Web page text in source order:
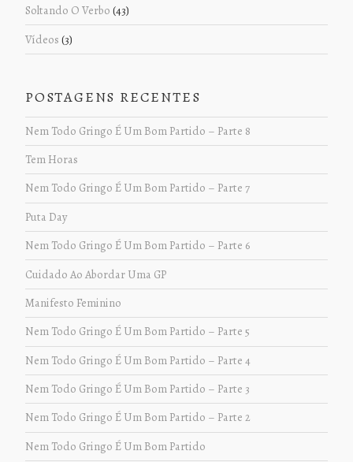
Soltando O Verbo (43)
Vídeos (3)
POSTAGENS RECENTES
Nem Todo Gringo É Um Bom Partido – Parte 8
Tem Horas
Nem Todo Gringo É Um Bom Partido – Parte 7
Puta Day
Nem Todo Gringo É Um Bom Partido – Parte 6
Cuidado Ao Abordar Uma GP
Manifesto Feminino
Nem Todo Gringo É Um Bom Partido – Parte 5
Nem Todo Gringo É Um Bom Partido – Parte 4
Nem Todo Gringo É Um Bom Partido – Parte 3
Nem Todo Gringo É Um Bom Partido – Parte 2
Nem Todo Gringo É Um Bom Partido